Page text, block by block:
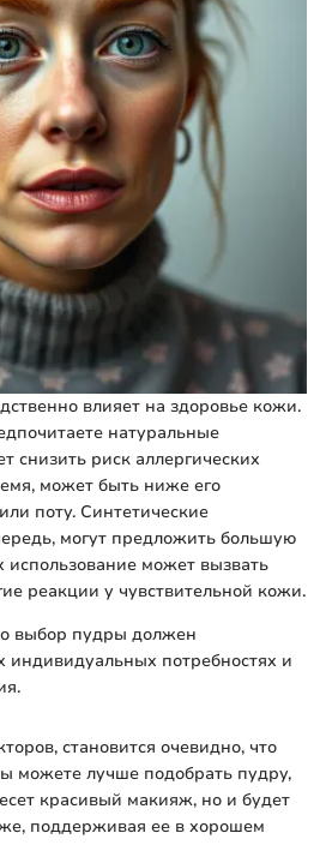
влияет на здоровье кожи.
натуральные
снизить риск аллергических
может быть ниже его
поту. Синтетические
могут предложить большую
может вызвать
реакции у чувствительной кожи.
выбор пудры должен
индивидуальных потребностях и
становится очевидно, что
можете лучше подобрать пудру,
красивый макияж, но и будет
поддерживая ее в хорошем